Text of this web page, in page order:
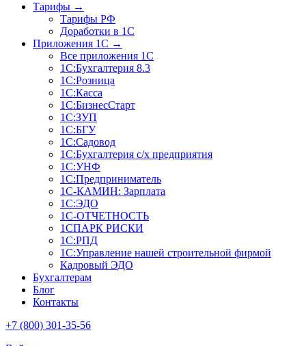
Тарифы →
Тарифы РФ
Доработки в 1C
Приложения 1C →
Все приложения 1С
1С:Бухгалтерия 8.3
1С:Розница
1С:Касса
1С:БизнесСтарт
1С:ЗУП
1С:БГУ
1С:Садовод
1С:Бухгалтерия с/х предприятия
1С:УНФ
1С:Предприниматель
1С-КАМИН: Зарплата
1С:ЭДО
1С-ОТЧЕТНОСТЬ
1СПАРК РИСКИ
1С:РПД
1С:Управление нашей строительной фирмой
Кадровый ЭДО
Бухгалтерам
Блог
Контакты
+7 (800) 301-35-56